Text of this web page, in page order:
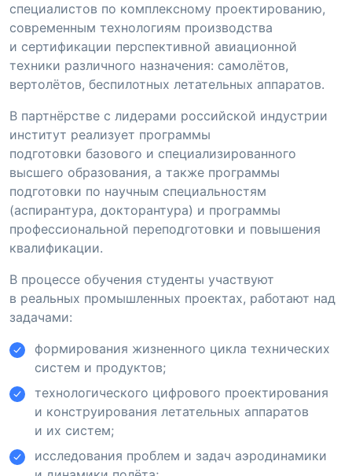
специалистов по комплексному проектированию,
современным технологиям производства
и сертификации перспективной авиационной
техники различного назначения: самолётов,
вертолётов, беспилотных летательных аппаратов.
В партнёрстве с лидерами российской индустрии
институт реализует программы
подготовки базового и специализированного
высшего образования, а также программы
подготовки по научным специальностям
(аспирантура, докторантура) и программы
профессиональной переподготовки и повышения
квалификации.
В процессе обучения студенты участвуют
в реальных промышленных проектах, работают над
задачами:
формирования жизненного цикла технических
систем и продуктов;
технологического цифрового проектирования
и конструирования летательных аппаратов
и их систем;
исследования проблем и задач аэродинамики